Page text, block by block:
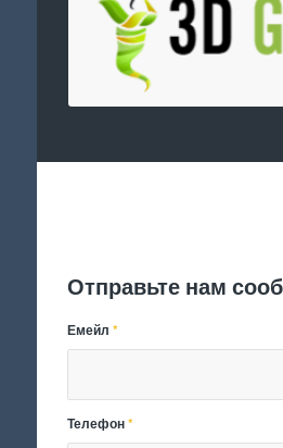
Отправьте нам
Емейл*
Телефон*